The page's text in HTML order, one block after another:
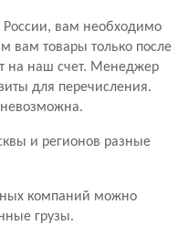
России, вам необходимо
вам товары только после
на наш счет. Менеджер
для перечисления.
невозможна.
и регионов разные
компаний можно
грузы.